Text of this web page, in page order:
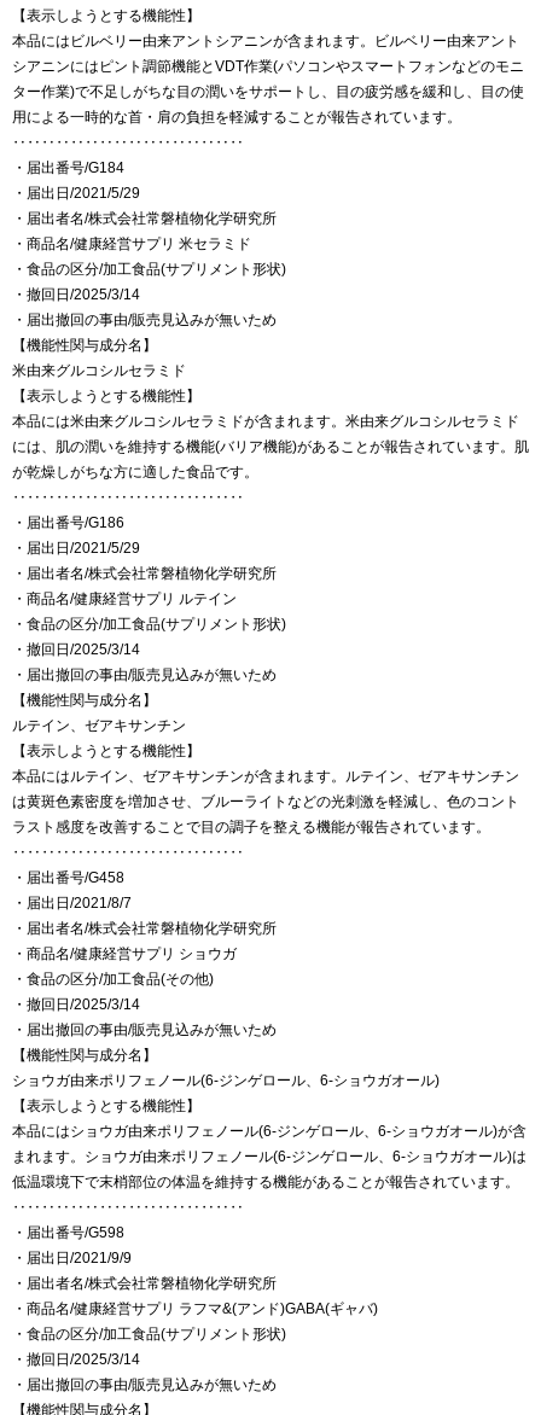
【表示しようとする機能性】
本品にはビルベリー由来アントシアニンが含まれます。ビルベリー由来アント
シアニンにはピント調節機能とVDT作業(パソコンやスマートフォンなどのモニ
ター作業)で不足しがちな目の潤いをサポートし、目の疲労感を緩和し、目の使
用による一時的な首・肩の負担を軽減することが報告されています。
‥‥‥‥‥‥‥‥‥‥‥‥‥‥‥‥
・届出番号/G184
・届出日/2021/5/29
・届出者名/株式会社常磐植物化学研究所
・商品名/健康経営サプリ 米セラミド
・食品の区分/加工食品(サプリメント形状)
・撤回日/2025/3/14
・届出撤回の事由/販売見込みが無いため
【機能性関与成分名】
米由来グルコシルセラミド
【表示しようとする機能性】
本品には米由来グルコシルセラミドが含まれます。米由来グルコシルセラミド
には、肌の潤いを維持する機能(バリア機能)があることが報告されています。肌
が乾燥しがちな方に適した食品です。
‥‥‥‥‥‥‥‥‥‥‥‥‥‥‥‥
・届出番号/G186
・届出日/2021/5/29
・届出者名/株式会社常磐植物化学研究所
・商品名/健康経営サプリ ルテイン
・食品の区分/加工食品(サプリメント形状)
・撤回日/2025/3/14
・届出撤回の事由/販売見込みが無いため
【機能性関与成分名】
ルテイン、ゼアキサンチン
【表示しようとする機能性】
本品にはルテイン、ゼアキサンチンが含まれます。ルテイン、ゼアキサンチン
は黄斑色素密度を増加させ、ブルーライトなどの光刺激を軽減し、色のコント
ラスト感度を改善することで目の調子を整える機能が報告されています。
‥‥‥‥‥‥‥‥‥‥‥‥‥‥‥‥
・届出番号/G458
・届出日/2021/8/7
・届出者名/株式会社常磐植物化学研究所
・商品名/健康経営サプリ ショウガ
・食品の区分/加工食品(その他)
・撤回日/2025/3/14
・届出撤回の事由/販売見込みが無いため
【機能性関与成分名】
ショウガ由来ポリフェノール(6-ジンゲロール、6-ショウガオール)
【表示しようとする機能性】
本品にはショウガ由来ポリフェノール(6-ジンゲロール、6-ショウガオール)が含
まれます。ショウガ由来ポリフェノール(6-ジンゲロール、6-ショウガオール)は
低温環境下で末梢部位の体温を維持する機能があることが報告されています。
‥‥‥‥‥‥‥‥‥‥‥‥‥‥‥‥
・届出番号/G598
・届出日/2021/9/9
・届出者名/株式会社常磐植物化学研究所
・商品名/健康経営サプリ ラフマ&(アンド)GABA(ギャバ)
・食品の区分/加工食品(サプリメント形状)
・撤回日/2025/3/14
・届出撤回の事由/販売見込みが無いため
【機能性関与成分名】